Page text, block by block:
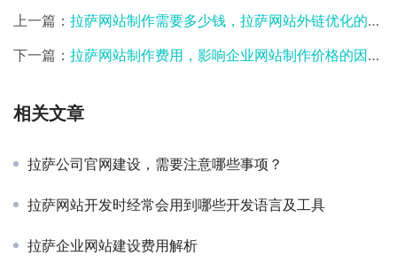
上一篇： 拉萨网站制作需要多少钱，拉萨网站外链优化的技巧是什么？
下一篇： 拉萨网站制作费用，影响企业网站制作价格的因素有哪些？
相关文章
拉萨公司官网建设，需要注意哪些事项？
拉萨网站开发时经常会用到哪些开发语言及工具
拉萨企业网站建设费用解析